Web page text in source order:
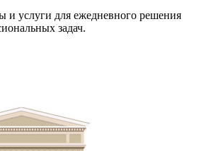
и услуги для ежедневного решения
задач.